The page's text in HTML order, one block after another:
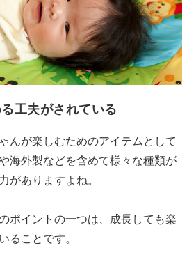
工夫がされている
んが楽しむためのアイテムとして
海外製などを含めて様々な種類が
がありますよね。
ポイントの一つは、成長しても楽
ることです。